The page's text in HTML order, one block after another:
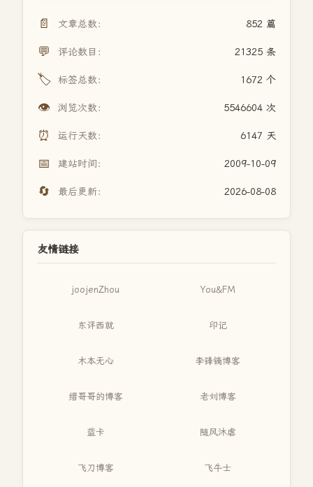
📄 文章总数： 852 篇
💬 评论数目： 21325 条
🏷️ 标签总数： 1672 个
👁️ 浏览次数： 5546604 次
⏰ 运行天数： 6147 天
📅 建站时间： 2009-10-09
🔄 最后更新： 2026-08-08
友情链接
joojenZhou You&FM
东评西就 印记
木本无心 李锋镝博客
缙哥哥的博客 老刘博客
蓝卡 随风沐虐
飞刀博客 飞牛士